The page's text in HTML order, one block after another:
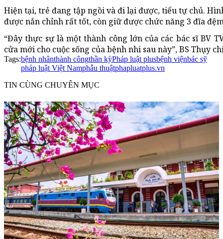
Hiện tại, trẻ đang tập ngồi và đi lại được, tiểu tự chủ.
được nắn chỉnh rất tốt, còn giữ được chức năng 3 đĩa
“Đây thực sự là một thành công lớn của các bác sĩ BV
cửa mới cho cuộc sống của bệnh nhi sau này”, BS Thụy
Tags:bệnh nhânthành côngthần kỳPháp luật plusbệnh việnbác sỹ
pháp luật Việt Namphẫu thuậtphapluatplus.vn
TIN CÙNG CHUYÊN MỤC